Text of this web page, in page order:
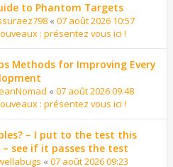
to Phantom Targets
« 07 août 2026 10:57
: présentez vous ici !
Methods for Improving Every
« 07 août 2026 09:48
: présentez vous ici !
– I put to the test this
– see if it passes the test
« 07 août 2026 09:23